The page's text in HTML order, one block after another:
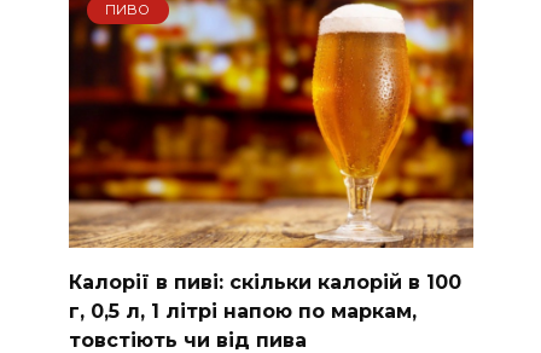
ПИВО
Калорії в пиві: скільки калорій в 100
г, 0,5 л, 1 літрі напою по маркам,
товстіють чи від пива